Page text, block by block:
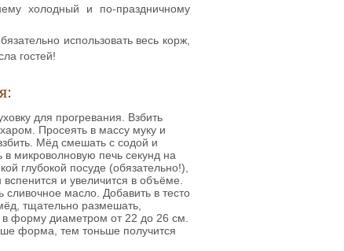
холодный и по-праздничному
использовать весь корж,
гостей!
для прогревания. Взбить
Просеять в массу муку и
Мёд смешать с содой и
в микроволновую печь секунд на
глубокой посуде (обязательно!),
вспенится и увеличится в объёме.
сливочное масло. Добавить в тесто
тщательно размешать,
в форму диаметром от 22 до 26 см.
форма, тем тоньше получится